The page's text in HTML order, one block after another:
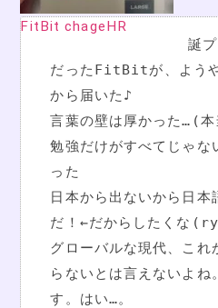
FitBit chageHR
誕
だったFitBitが、よう
から届いた♪
言葉の壁は厚かった…(
勉強だけがすべてじゃな
った
日本から出ないから日本
だ！←だからしたくな(ry
グローバルな現代、これ
らないとは言えないよね
す。はい…。